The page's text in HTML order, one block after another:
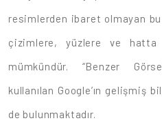
resimlerden ibaret olmayan
çizimlere, yüzlere ve hatta
mümkündür. “Benzer
kullanılan Google’ın
de bulunmaktadır.